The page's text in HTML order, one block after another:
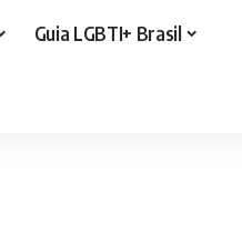
Guia LGBTI+ Brasil